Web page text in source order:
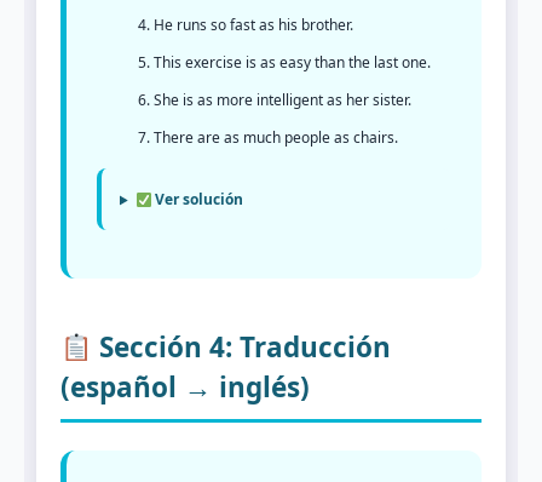
He runs so fast as his brother.
This exercise is as easy than the last one.
She is as more intelligent as her sister.
There are as much people as chairs.
Ver solución
Sección 4: Traducción
(español → inglés)